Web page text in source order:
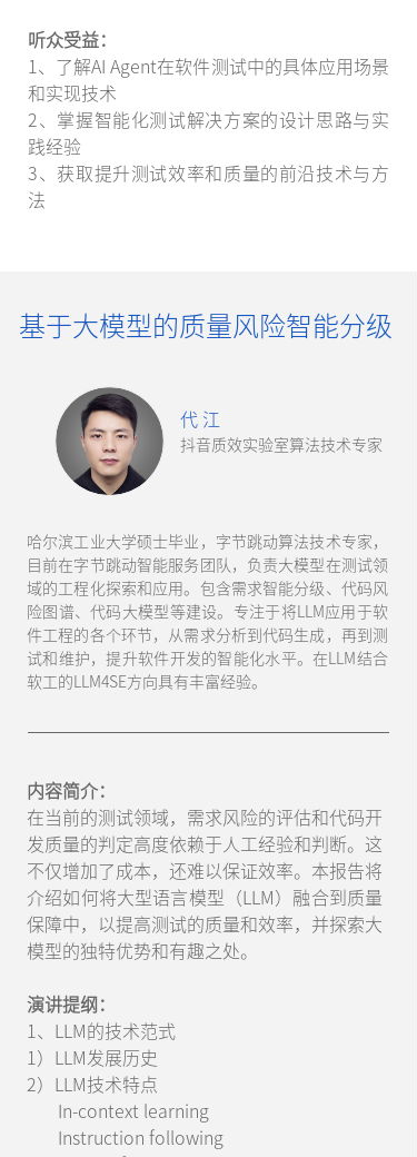
听众受益：
1、了解AI Agent在软件测试中的具体应用场景
和实现技术
2、掌握智能化测试解决方案的设计思路与实
践经验
3、获取提升测试效率和质量的前沿技术与方
法
内容简介：
在当前的测试领域，需求风险的评估和代码开
发质量的判定高度依赖于人工经验和判断。这
不仅增加了成本，还难以保证效率。本报告将
介绍如何将大型语言模型（LLM）融合到质量
保障中，以提高测试的质量和效率，并探索大
模型的独特优势和有趣之处。
演讲提纲：
1、LLM的技术范式
1）LLM发展历史
2）LLM技术特点
In-context learning
Instruction following
代 江
抖音质效实验室算法技术专家
哈尔滨工业大学硕士毕业，字节跳动算法技术专家，
目前在字节跳动智能服务团队，负责大模型在测试领
域的工程化探索和应用。包含需求智能分级、代码风
险图谱、代码大模型等建设。专注于将LLM应用于软
件工程的各个环节，从需求分析到代码生成，再到测
试和维护，提升软件开发的智能化水平。在LLM结合
软工的LLM4SE方向具有丰富经验。
基于大模型的质量风险智能分级